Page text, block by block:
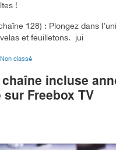
!
128) : Plongez dans
et feuilletons. jui
Non classé
incluse
Freebox TV